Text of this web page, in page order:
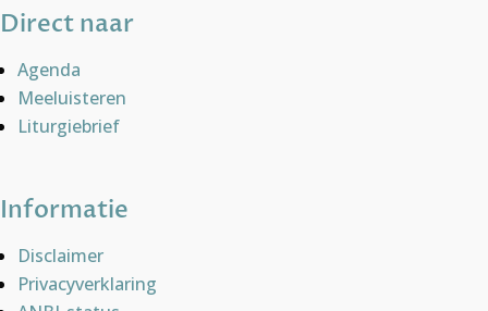
Direct naar
Agenda
Meeluisteren
Liturgiebrief
Informatie
Disclaimer
Privacyverklaring